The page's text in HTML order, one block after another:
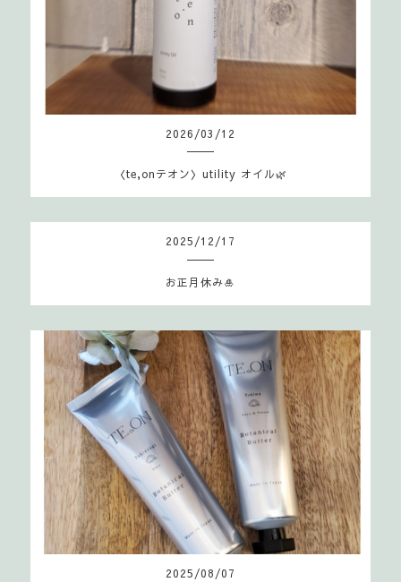
2026/03 /12
〈te,onテオン〉utility オイル🌿
2025/12/17
お正月休み🎍
2025/08/07